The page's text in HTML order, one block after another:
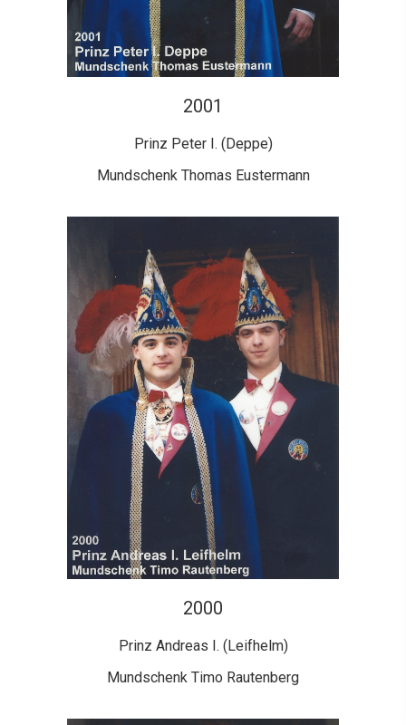
2001
Prinz Peter I. (Deppe)
Mundschenk Thomas Eustermann
2000
Prinz Andreas I. (Leifhelm)
Mundschenk Timo Rautenberg